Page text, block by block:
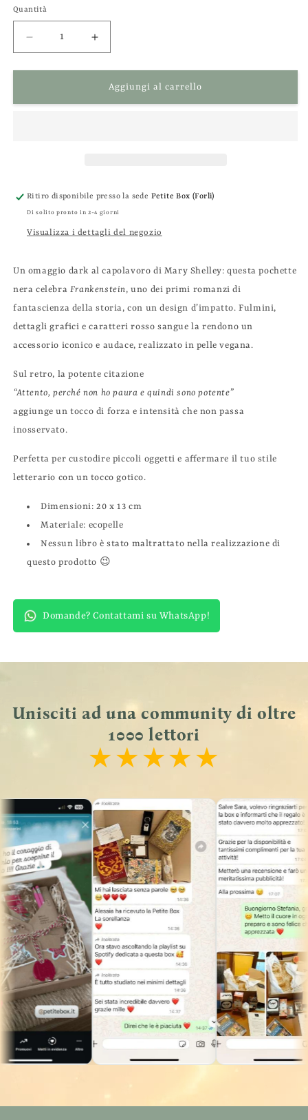
Quantità
Diminuisci
quantità
per
portatutto
Aumenta
quantità
per
Pochette
portatutto
Aggiungi al carrello
Ritiro disponibile presso la sede Petite Box (Forlì)
Di solito pronto in 2-4 giorni
Visualizza i dettagli del negozio
Un omaggio dark al capolavoro di Mary Shelley: questa pochette
nera celebra Frankenstein, uno dei primi romanzi di
fantascienza della storia, con un design d’impatto. Fulmini,
dettagli grafici e caratteri rosso sangue la rendono un
accessorio iconico e audace, realizzato in pelle vegana.
Sul retro, la potente citazione
“Attento, perché non ho paura e quindi sono potente”
aggiunge un tocco di forza e intensità che non passa
inosservato.
Perfetta per custodire piccoli oggetti e affermare il tuo stile
letterario con un tocco gotico.
Dimensioni: 20 x 13 cm
Materiale: ecopelle
Nessun libro è stato maltrattato nella realizzazione di
questo prodotto 😉
Domande? Contattami su WhatsApp!
Unisciti ad una community di oltre
1000 lettori
★★★★★